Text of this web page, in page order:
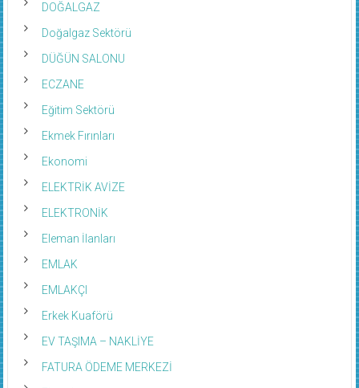
DOĞALGAZ
Doğalgaz Sektörü
DÜĞÜN SALONU
ECZANE
Eğitim Sektörü
Ekmek Fırınları
Ekonomi
ELEKTRİK AVİZE
ELEKTRONİK
Eleman İlanları
EMLAK
EMLAKÇI
Erkek Kuaförü
EV TAŞIMA – NAKLİYE
FATURA ÖDEME MERKEZİ